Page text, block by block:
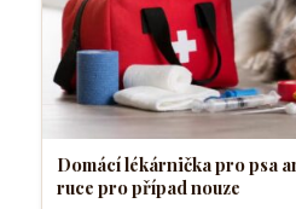
Domácí lékárnička pro psa
ruce pro případ nouze